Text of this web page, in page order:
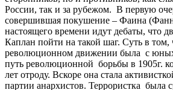
России, так и за рубежом. В первую
совершившая покушение – Фаина
настоящего времени идут дебаты, что
Каплан пойти на такой шаг. Суть в
революционном движении была с юных
путь революционной борьбы в 1905г.
лет отроду. Вскоре она стала
партии анархистов. Террористка была